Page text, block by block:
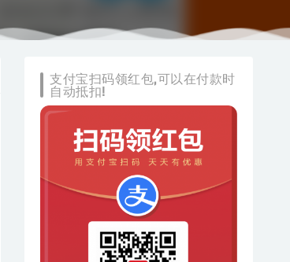
支付宝扫码领红包,可以在付款时
自动抵扣!